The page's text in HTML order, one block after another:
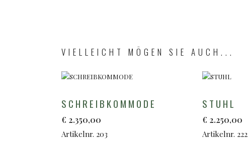
VIELLEICHT MÖGEN SIE AUCH...
SCHREIBKOMMODE
€ 2.350,00
Artikelnr. 203
STUHL
€ 2.250,00
Artikelnr. 222